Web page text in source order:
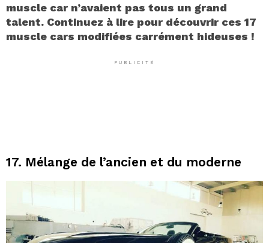
muscle car n’avaient pas tous un grand
talent. Continuez à lire pour découvrir ces 17
muscle cars modifiées carrément hideuses !
PUBLICITÉ
17. Mélange de l’ancien et du moderne